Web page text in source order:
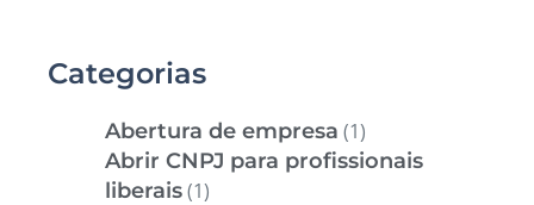
Categorias
Abertura de empresa (1)
Abrir CNPJ para profissionais
liberais(1)